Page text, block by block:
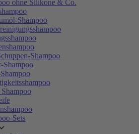
ohne Silikone & Co.
Shampoo
Shampoo
Shampoo
Shampoo
Sets